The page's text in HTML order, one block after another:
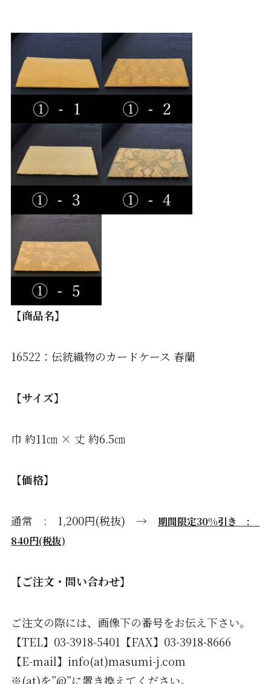
【商品名】
16522：伝統織物のカードケース 春蘭
【サイズ】
巾 約11㎝ × 丈 約6.5㎝
【価格】
通常 : 1,200円(税抜) → 期間限定30%引き :
840円(税抜)
【ご注文・問い合わせ】
ご注文の際には、画像下の番号をお伝え下さい。
【TEL】03-3918-5401【FAX】03-3918-8666
【E-mail】info(at)masumi-j.com
※(at)を”@”に置き換えてください。